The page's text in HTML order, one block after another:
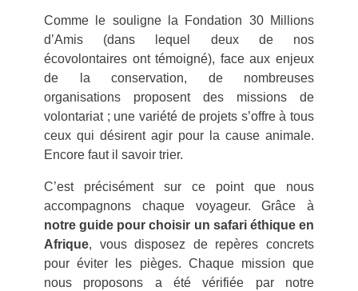
Comme le souligne la Fondation 30 Millions
d’Amis (dans lequel deux de nos
écovolontaires ont témoigné), face aux enjeux
de la conservation, de nombreuses
organisations proposent des missions de
volontariat ; une variété de projets s’offre à tous
ceux qui désirent agir pour la cause animale.
Encore faut il savoir trier.
C’est précisément sur ce point que nous
accompagnons chaque voyageur. Grâce à
notre guide pour choisir un safari éthique en
Afrique, vous disposez de repères concrets
pour éviter les pièges. Chaque mission que
nous proposons a été vérifiée par notre